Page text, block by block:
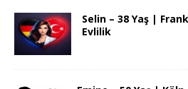
Selin – 38 Yaş |
Evlilik